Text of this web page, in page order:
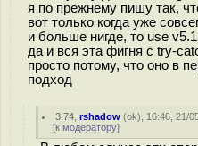
я по прежнему пишу так,
вот только когда уже
и больше нигде, то use
да и вся эта фигня с try-
просто потому, что оно в
подход
3.74 ,rshadow (ok), 16:46, 21/
[к модератору]